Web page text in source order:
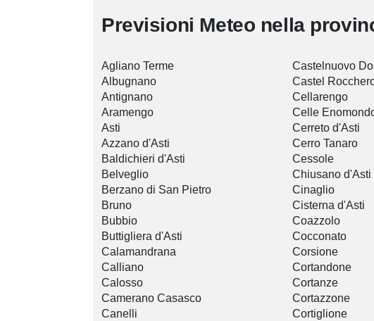
Previsioni Meteo nella
Agliano Terme
Albugnano
Antignano
Aramengo
Asti
Azzano d'Asti
Baldichieri d'Asti
Belveglio
Berzano di San Pietro
Bruno
Bubbio
Buttigliera d'Asti
Calamandrana
Calliano
Calosso
Camerano Casasco
Canelli
Castelnuovo
Castel
Cellarengo
Celle
Cerreto d'Asti
Cerro Tanaro
Cessole
Chiusano d'Asti
Cinaglio
Cisterna d'Asti
Coazzolo
Cocconato
Corsione
Cortandone
Cortanze
Cortazzone
Cortiglione